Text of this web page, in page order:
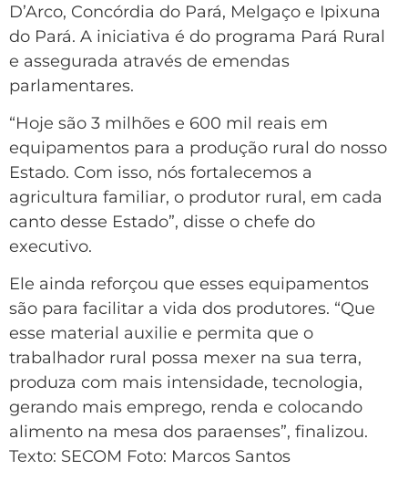
D’Arco, Concórdia do Pará, Melgaço e Ipixuna
do Pará. A iniciativa é do programa Pará Rural
e assegurada através de emendas
parlamentares.
“Hoje são 3 milhões e 600 mil reais em
equipamentos para a produção rural do nosso
Estado. Com isso, nós fortalecemos a
agricultura familiar, o produtor rural, em cada
canto desse Estado”, disse o chefe do
executivo.
Ele ainda reforçou que esses equipamentos
são para facilitar a vida dos produtores. “Que
esse material auxilie e permita que o
trabalhador rural possa mexer na sua terra,
produza com mais intensidade, tecnologia,
gerando mais emprego, renda e colocando
alimento na mesa dos paraenses”, finalizou.
Texto: SECOM Foto: Marcos Santos